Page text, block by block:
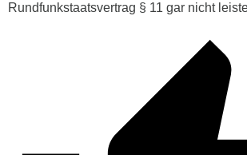
Rundfunkstaatsvertrag § 11 gar nicht